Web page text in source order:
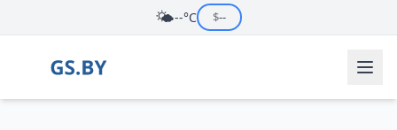
🌤️--°C $--